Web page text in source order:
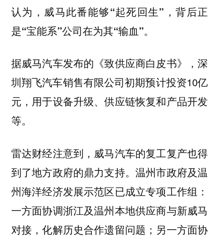
认为，威马此番能够“起死回生”，背后正
是“宝能系”公司在为其“输血”。
据威马汽车发布的《致供应商白皮书》，深
圳翔飞汽车销售有限公司初期预计投资10亿
元，用于设备升级、供应链恢复和产品开发
等。
雷达财经注意到，威马汽车的复工复产也得
到了地方政府的鼎力支持。温州市政府及温
州海洋经济发展示范区已成立专项工作组：
一方面协调浙江及温州本地供应商与新威马
对接，化解历史合作遗留问题；另一方面协